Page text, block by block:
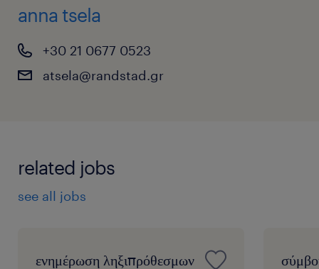
anna tsela
+30 21 0677 0523
atsela@randstad.gr
related jobs
see all jobs
ενημέρωση ληξιπρόθεσμων